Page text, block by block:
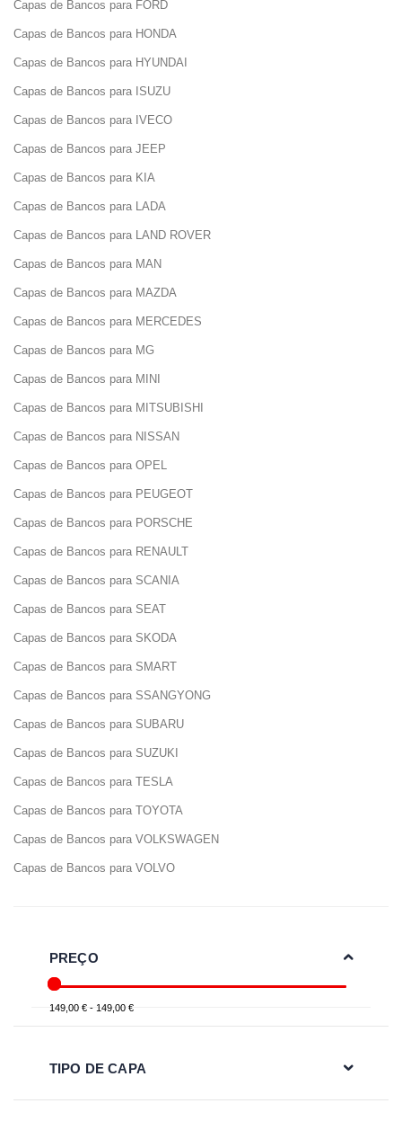
Capas de Bancos para FORD
Capas de Bancos para HONDA
Capas de Bancos para HYUNDAI
Capas de Bancos para ISUZU
Capas de Bancos para IVECO
Capas de Bancos para JEEP
Capas de Bancos para KIA
Capas de Bancos para LADA
Capas de Bancos para LAND ROVER
Capas de Bancos para MAN
Capas de Bancos para MAZDA
Capas de Bancos para MERCEDES
Capas de Bancos para MG
Capas de Bancos para MINI
Capas de Bancos para MITSUBISHI
Capas de Bancos para NISSAN
Capas de Bancos para OPEL
Capas de Bancos para PEUGEOT
Capas de Bancos para PORSCHE
Capas de Bancos para RENAULT
Capas de Bancos para SCANIA
Capas de Bancos para SEAT
Capas de Bancos para SKODA
Capas de Bancos para SMART
Capas de Bancos para SSANGYONG
Capas de Bancos para SUBARU
Capas de Bancos para SUZUKI
Capas de Bancos para TESLA
Capas de Bancos para TOYOTA
Capas de Bancos para VOLKSWAGEN
Capas de Bancos para VOLVO
PREÇO
149,00 € - 149,00 €
TIPO DE CAPA